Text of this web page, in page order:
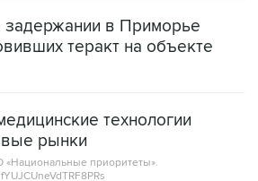
в Приморье
теракт на объекте
технологии
рынки
приоритеты».